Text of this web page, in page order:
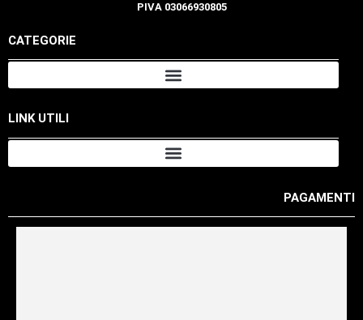
PIVA 03066930805
CATEGORIE
LINK UTILI
PAGAMENTI